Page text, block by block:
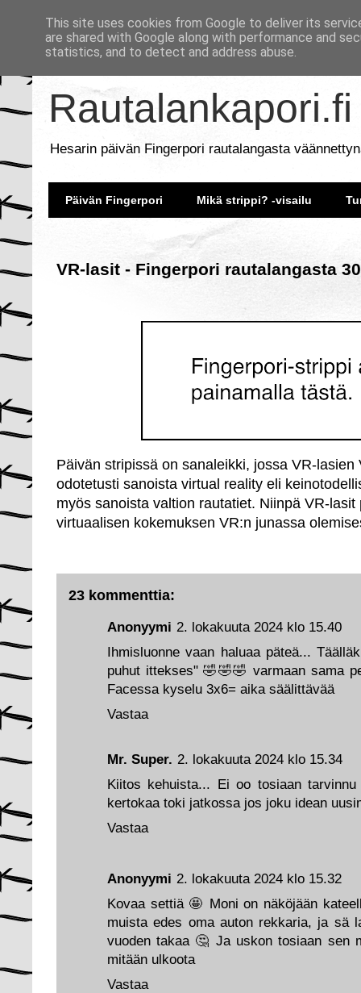
Rautalankapori.fi
Hesarin päivän Fingerpori rautalangasta
Päivän Fingerpori Mikä strippi? -visailu
VR-lasit - Fingerpori rautalangasta
Päivän stripissä on sanaleikki, jossa VR-
odotetusti sanoista virtual reality eli
myös sanoista valtion rautatiet. Niinpä VR-
virtuaalisen kokemuksen VR:n junassa
23 kommenttia:
Anonyymi 2. lokakuuta 2024 klo 15.32
Kovaa settiä 🤩 Moni on näköjään
muista edes oma auton rekkaria, ja sä
vuoden takaa 🤔 Ja uskon tosiaan sen
mitään ulkoota
Vastaa
Mr. Super. 2. lokakuuta 2024 klo 15.34
Kiitos kehuista... Ei oo tosiaan
kertokaa toki jatkossa jos joku idean
Vastaa
Anonyymi 2. lokakuuta 2024 klo 15.40
Ihmisluonne vaan haluaa päteä...
puhut ittekses" 🤣🤣🤣 varmaan sama
Facessa kyselu 3x6= aika säälittävää
Vastaa
This site uses cookies from Google to deliver its
are shared with Google along with performance and
statistics, and to detect and address abuse.